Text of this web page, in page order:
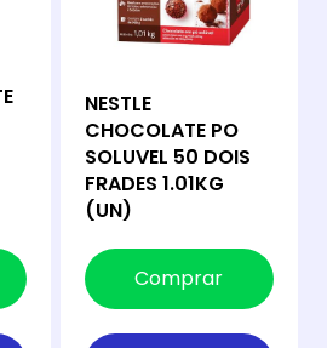
NESTLE
CHOCOLATE PO
SOLUVEL 50 DOIS
FRADES 1.01KG
(UN)
Comprar